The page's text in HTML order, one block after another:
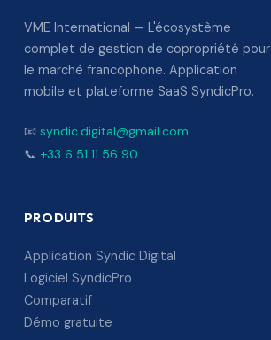
VME International — L'écosystème
complet de gestion de copropriété pour
le marché francophone. Application
mobile et plateforme SaaS SyndicPro.
📧 syndic.digital@gmail.com
📞 +33 6 51 11 56 90
PRODUITS
Application Syndic Digital
Logiciel SyndicPro
Comparatif
Démo gratuite